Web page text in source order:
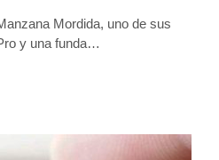
Mordida, uno de sus
y una funda…